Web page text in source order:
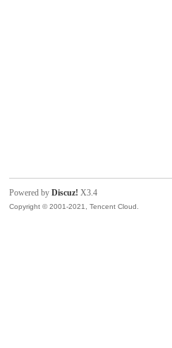
Powered byDiscuz! X3.4
Copyright © 2001-2021, Tencent Cloud.